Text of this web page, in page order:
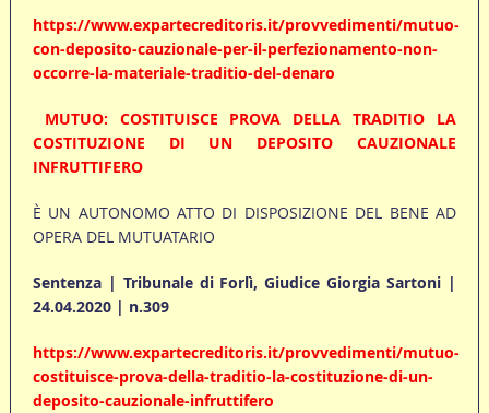
https://www.expartecreditoris.it/provvedimenti/mutuo-
con-deposito-cauzionale-per-il-perfezionamento-non-
occorre-la-materiale-traditio-del-denaro
MUTUO: COSTITUISCE PROVA DELLA TRADITIO LA
COSTITUZIONE DI UN DEPOSITO CAUZIONALE
INFRUTTIFERO
È UN AUTONOMO ATTO DI DISPOSIZIONE DEL BENE AD
OPERA DEL MUTUATARIO
Sentenza | Tribunale di Forlì, Giudice Giorgia Sartoni |
24.04.2020 | n.309
https://www.expartecreditoris.it/provvedimenti/mutuo-
costituisce-prova-della-traditio-la-costituzione-di-un-
deposito-cauzionale-infruttifero